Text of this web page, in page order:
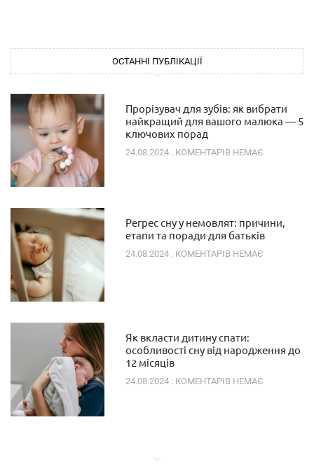
ОСТАННІ ПУБЛІКАЦІЇ
Прорізувач для зубів: як вибрати
найкращий для вашого малюка — 5
ключових порад
24.08.2024 КОМЕНТАРІВ НЕМАЄ
Регрес сну у немовлят: причини,
етапи та поради для батьків
24.08.2024 КОМЕНТАРІВ НЕМАЄ
Як вкласти дитину спати:
особливості сну від народження до
12 місяців
24.08.2024 КОМЕНТАРІВ НЕМАЄ